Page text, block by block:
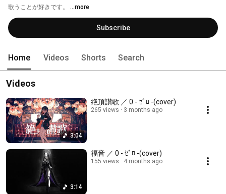
歌うことが好きです。 ...more
Subscribe
Home Videos Shorts Search
Videos
3:04
絶頂讃歌 ／ 0 - ｾﾞﾛ -(cover)
265 views 3 months ago
3:14
福音 ／ 0 - ｾﾞﾛ -(cover)
155 views 4 months ago